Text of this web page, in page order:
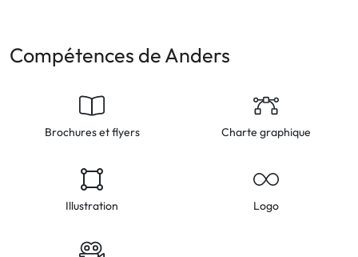
Compétences de Anders
Brochures et flyers Charte graphique
Illustration Logo